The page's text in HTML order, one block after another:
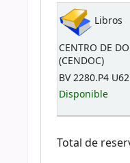
Libros
CENTRO DE
(CENDOC)
BV 2280.P4
Disponible
Total de